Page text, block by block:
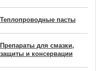
Теплопроводные пасты
Препараты для смазки,
защиты и консервации